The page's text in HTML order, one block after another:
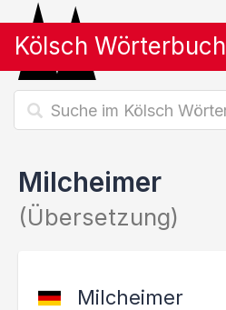
Kölsch Wörterbuch
Milcheimer
(Übersetzung)
Milcheimer